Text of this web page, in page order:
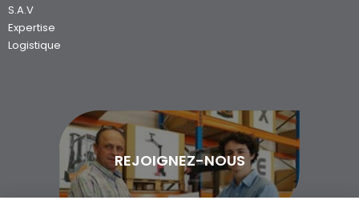
S.A.V
Expertise
Logistique
REJOIGNEZ-NOUS